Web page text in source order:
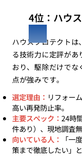
4位：ハウ
ハウスプロテクト
る技術力に定評が
おり、駆除だけで
点が強みです。
選定理由： リフォー
高い再発防止率。
主要スペック： 24時
件あり）、現地調査無
向いている人：
「一
策まで徹底したい」と